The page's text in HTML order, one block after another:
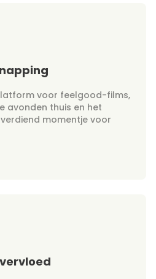
voor feelgood-films,
avonden thuis en het
momentje voor